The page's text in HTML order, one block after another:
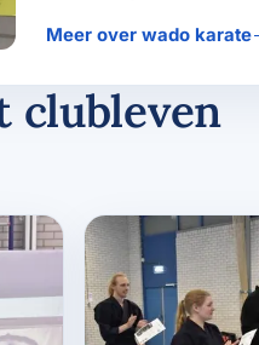
Meer over wado karate
clubleven